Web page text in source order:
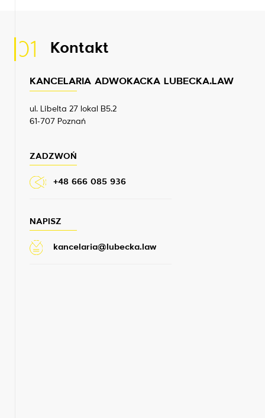
01 Kontakt
KANCELARIA ADWOKACKA LUBECKA.LAW
ul. Libelta 27 lokal B5.2
61-707 Poznań
ZADZWOŃ
+48 666 085 936
NAPISZ
kancelaria@lubecka.law